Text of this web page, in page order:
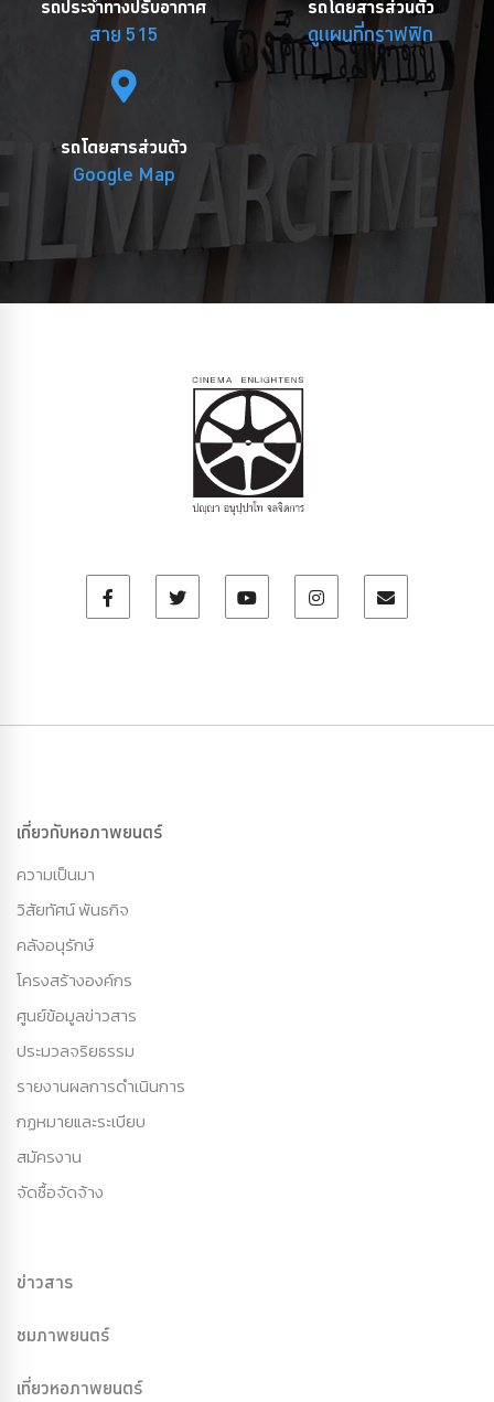
รถประจำทางปรับอากาศ
สาย 515
รถโดยสารส่วนตัว
ดูแผนที่กราฟฟิก
รถโดยสารส่วนตัว
Google Map
เกี่ยวกับหอภาพยนตร์
ความเป็นมา
วิสัยทัศน์ พันธกิจ
คลังอนุรักษ์
โครงสร้างองค์กร
ศูนย์ข้อมูลข่าวสาร
ประมวลจริยธรรม
รายงานผลการดำเนินการ
กฏหมายและระเบียบ
สมัครงาน
จัดซื้อจัดจ้าง
ข่าวสาร
ชมภาพยนตร์
เที่ยวหอภาพยนตร์